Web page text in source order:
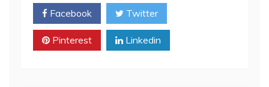
Facebook Twitter
Pinterest Linkedin